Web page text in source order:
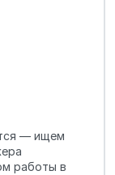
— ищем
работы в